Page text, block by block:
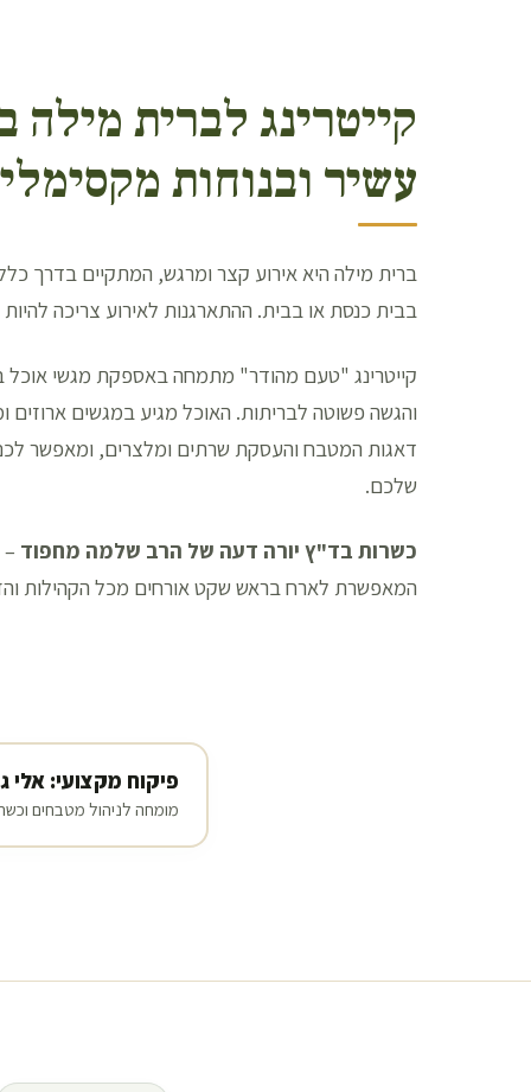
קייטרינג לברית מילה
עשיר ובנוחות
ברית מילה היא אירוע קצר ומרגש, המתקיים בדרך
בבית כנסת או בבית. ההתארגנות לאירוע צריכה
קייטרינג "טעם מהודר" מתמחה באספקת מגשי אוכל
והגשה פשוטה לבריתות. האוכל מגיע במגשים
דאגות המטבח והעסקת שרתים ומלצרים, ומאפשר
שלכם.
כשרות בד"ץ יורה דעה של הרב שלמה מחפוד
המאפשרת לארח בראש שקט אורחים מכל הקהילות
פיקוח מקצועי: אלי
מומחה לניהול מטבחים